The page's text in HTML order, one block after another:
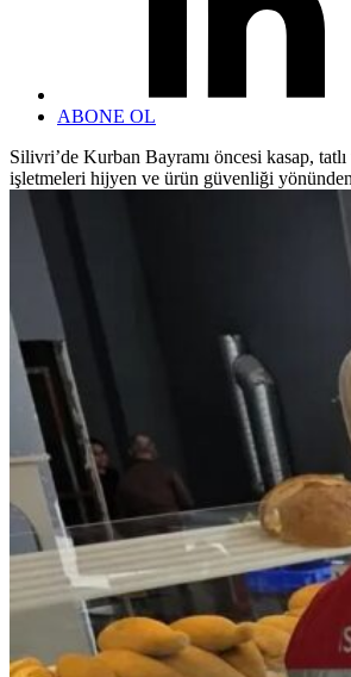
ABONE OL
Silivri’de Kurban Bayramı öncesi kasap,
işletmeleri hijyen ve ürün güvenliği